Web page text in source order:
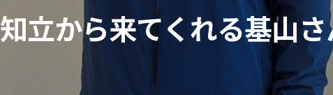
知立から来てくれる基山